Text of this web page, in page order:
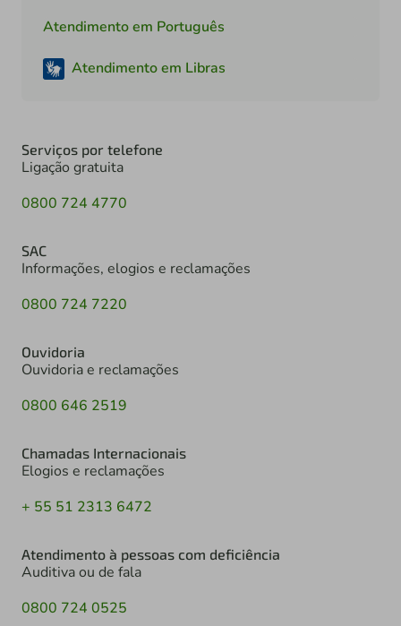
Atendimento em Português
Atendimento em Libras
Serviços por telefone
Ligação gratuita
0800 724 4770
SAC
Informações, elogios e reclamações
0800 724 7220
Ouvidoria
Ouvidoria e reclamações
0800 646 2519
Chamadas Internacionais
Elogios e reclamações
+ 55 51 2313 6472
Atendimento à pessoas com deficiência
Auditiva ou de fala
0800 724 0525